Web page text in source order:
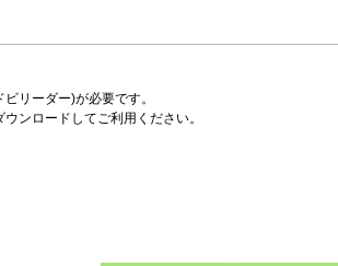
リーダー)が必要です。
ンロードしてご利用ください。